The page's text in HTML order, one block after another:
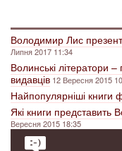
Володимир Лис
Липня 2017 11:34
Волинські літератори
видавців 12 Вересня 2015
Найпопулярніші книги
Які книги представить
Вересня 2015 18:35